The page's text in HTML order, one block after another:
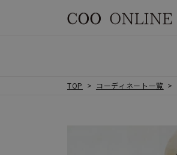
TOP コーディネート一覧